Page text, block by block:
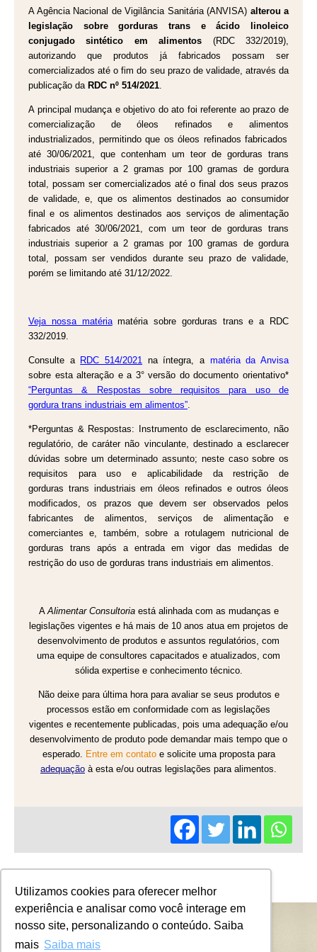
Utilizamos cookies para oferecer melhor
experiência e analisar como você interage em
nosso site, personalizando o conteúdo. Saiba
mais Saiba mais
A Agência Nacional de Vigilância Sanitária (ANVISA) alterou a
legislação sobre gorduras trans e ácido linoleico
conjugado sintético em alimentos (RDC 332/2019),
autorizando que produtos já fabricados possam ser
comercializados até o fim do seu prazo de validade, através da
publicação da RDC nº 514/2021.
A principal mudança e objetivo do ato foi referente ao prazo de
comercialização de óleos refinados
e alimentos
industrializados, permitindo que os óleos refinados fabricados
até 30/06/2021, que contenham um teor de gorduras trans
industriais superior a 2 gramas por 100 gramas de gordura
total, possam ser comercializados até o final dos seus prazos
de validade, e, que os alimentos destinados ao consumidor
final e os alimentos destinados aos serviços de alimentação
fabricados até 30/06/2021, com um teor de gorduras trans
industriais superior a 2 gramas por 100 gramas de gordura
total, possam ser vendidos durante seu prazo de validade,
porém se limitando até 31/12/2022.
Veja nossa matéria matéria sobre gorduras trans e a RDC
332/2019.
Consulte a RDC 514/2021 na íntegra, a matéria da Anvisa
sobre esta alteração e a 3° versão do documento orientativo*
“Perguntas & Respostas sobrerequisitos para uso de
gordura trans industriais em alimentos”.
*Perguntas & Respostas: Instrumento de esclarecimento, não
regulatório, de caráter não vinculante, destinado a esclarecer
dúvidas sobre um determinado assunto; neste caso sobre os
requisitos para uso e aplicabilidade da restrição de
gorduras trans industriais em óleos refinados e outros óleos
modificados, os prazos que devem ser observados pelos
fabricantes de alimentos, serviços de alimentação e
comerciantes e, também, sobre a rotulagem nutricional de
gorduras
trans após a entrada em vigor das medidas de
restrição do uso de gorduras trans industriais em alimentos.
AAlimentar Consultoriaestá alinhada com as mudanças e
legislações vigentes e há mais de 10 anos atua em projetos de
desenvolvimento de produtos e assuntos regulatórios, com
uma equipe de consultores capacitados e atualizados, com
sólida expertise e conhecimento técnico.
Não deixe para última hora para avaliar se seus produtos e
processos estão em conformidade com as legislações
vigentes e recentemente publicadas, pois uma adequação e/ou
desenvolvimento de produto pode demandar mais tempo que o
esperado. Entre em contatoe solicite uma proposta para
adequação à esta e/ou outras legislações para alimentos.